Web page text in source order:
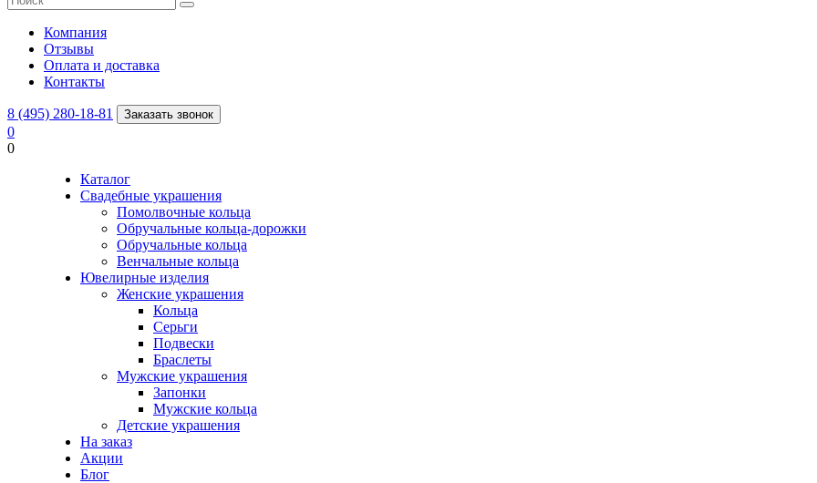
Компания
Отзывы
Оплата и доставка
Контакты
8 (495) 280-18-81 Заказать звонок
0
0
Каталог
Свадебные украшения
Помолвочные кольца
Обручальные кольца-дорожки
Обручальные кольца
Венчальные кольца
Ювелирные изделия
Женские украшения
Кольца
Серьги
Подвески
Браслеты
Мужские украшения
Запонки
Мужские кольца
Детские украшения
На заказ
Акции
Блог